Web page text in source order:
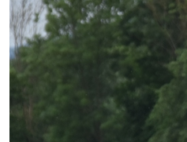
Archiv
TERMINE
Termine ORM / ARC
GALERIE
Aktuelle Fotos & Videos